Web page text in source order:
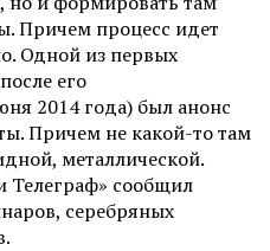
Причем процесс идет
Одной из первых
его
2014 года) был анонс
Причем не какой-то там
металлической.
Телеграф» сообщил
серебряных